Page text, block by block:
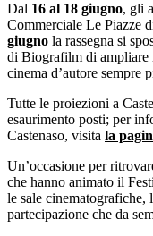
Dal 16 al 18 giugno, gli
Commerciale Le Piazze
giugno la rassegna si
di Biografilm di ampliare
cinema d’autore sempre
Tutte le proiezioni a
esaurimento posti; per
Castenaso, visita la
Un’occasione per
che hanno animato il
le sale
partecipazione che da